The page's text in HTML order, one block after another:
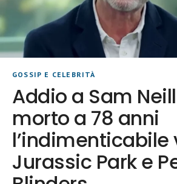
GOSSIP E CELEBRITÀ
Addio a Sam
morto a 78 anni
l’indimenticabile
Jurassic Park e